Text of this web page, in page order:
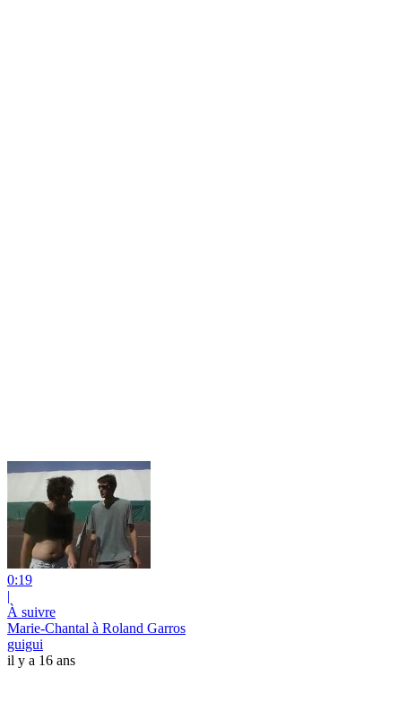
0:19
|
À suivre
Marie-Chantal à Roland Garros
guigui
il y a 16 ans